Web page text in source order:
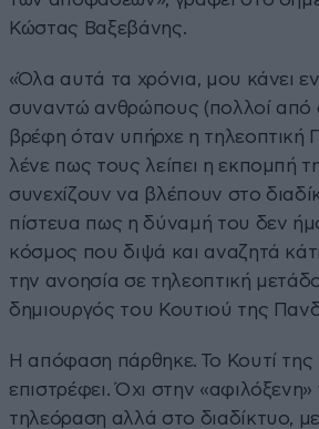
Κώστας Βαξεβάνης.
«Όλα αυτά τα χρόνια, μου κάνει
συναντώ ανθρώπους (πολλοί από
βρέφη όταν υπήρχε η
λένε πως τους λείπει η εκπομπή
συνεχίζουν να βλέπουν στο
πίστευα πως η δύναμή του δεν
κόσμος που διψά και αναζητά
την ανοησία σε τηλεοπτική
δημιουργός του Κουτιού της
Η απόφαση πάρθηκε. Το Κουτί
επιστρέφει. Όχι στην «αφιλόξενη»
τηλεόραση αλλά στο διαδίκτυο,